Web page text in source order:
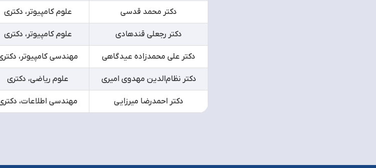
دکتر محمد قدسی علوم کامپیوتر، دکتری
دکتر رجعلی قندهادی علوم کامپیوتر، دکتری
دکتر علی محمدزاده عیدگاهی مهندسی کامپیوتر،
دکتر نظام‌الدین مهدوی امیری علوم ریاضی، دکتری
دکتر احمدرضا میرزایی مهندسی اطلاعات،